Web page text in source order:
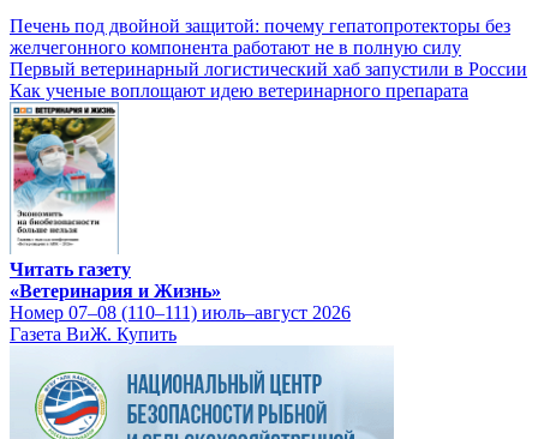
Печень под двойной защитой: почему гепатопротекторы без
желчегонного компонента работают не в полную силу
Первый ветеринарный логистический хаб запустили в России
Как ученые воплощают идею ветеринарного препарата
Читать газету
«Ветеринария и Жизнь»
Номер 07–08 (110–111) июль–август 2026
Газета ВиЖ. Купить